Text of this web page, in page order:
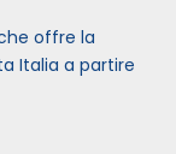
offre la
Italia a partire